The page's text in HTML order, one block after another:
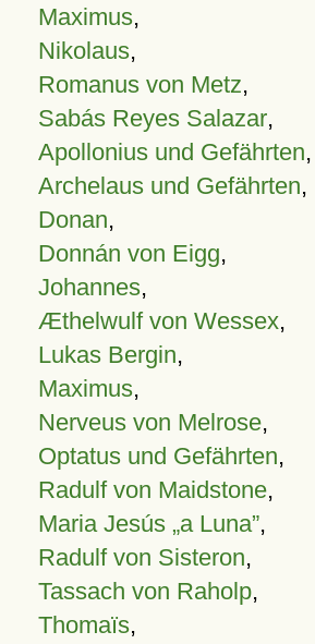
Maximus,
Nikolaus,
Romanus von Metz,
Sabás Reyes Salazar,
Apollonius und Gefährten,
Archelaus und Gefährten,
Donan,
Donnán von Eigg,
Johannes,
Æthelwulf von Wessex,
Lukas Bergin,
Maximus,
Nerveus von Melrose,
Optatus und Gefährten,
Radulf von Maidstone,
Maria Jesús „a Luna”,
Radulf von Sisteron,
Tassach von Raholp,
Thomaïs,